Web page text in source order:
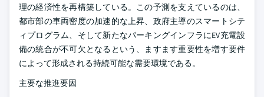
理の経済性を再構築している。この予測を支えているのは、
都市部の車両密度の加速的な上昇、政府主導のスマートシテ
ィプログラム、そして新たなパーキングインフラにEV充電設
備の統合が不可欠となるという、ますます重要性を増す要件
によって形成される持続可能な需要環境である。
主要な推進要因